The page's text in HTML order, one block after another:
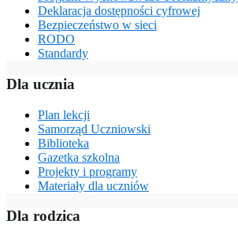
Deklaracja dostępności cyfrowej
Bezpieczeństwo w sieci
RODO
Standardy
Dla ucznia
Plan lekcji
Samorząd Uczniowski
Biblioteka
Gazetka szkolna
Projekty i programy
Materiały dla uczniów
Dla rodzica